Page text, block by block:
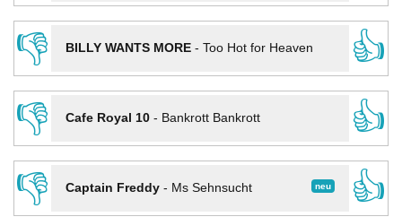
👎
BILLY WANTS MORE- Too Hot for Heaven
👍
👎
Cafe Royal 10- Bankrott Bankrott
👍
👎
neu
Captain Freddy- Ms Sehnsucht
👍